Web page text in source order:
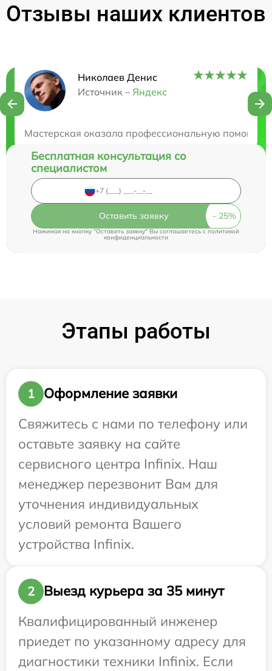
Отзывы наших клиентов
Николаев Денис
Источник – Яндекс
Мастерская оказала профессиональную помощь в
Нужна консультация?
Бесплатная консультация со
специалистом
Оставить заявку
Нажимая на кнопку "Оставить заявку" Вы соглашаетесь cполитикой
конфиденциальности
Этапы работы
1
Оформление заявки
Свяжитесь с нами по телефону или
оставьте заявку на сайте
сервисного центра Infinix. Наш
менеджер перезвонит Вам для
уточнения индивидуальных
условий ремонта Вашего
устройства Infinix.
2
Выезд курьера за 35 минут
Квалифицированный инженер
приедет по указанному адресу для
диагностики техники Infinix. Если